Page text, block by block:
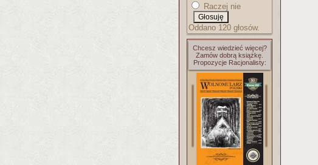
Raczej nie
Oddano 120 głosów.
Chcesz wiedzieć więcej?
Zamów dobrą książkę.
Propozycje Racjonalisty: